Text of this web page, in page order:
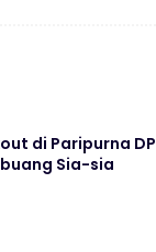
di Paripurna
Sia-sia